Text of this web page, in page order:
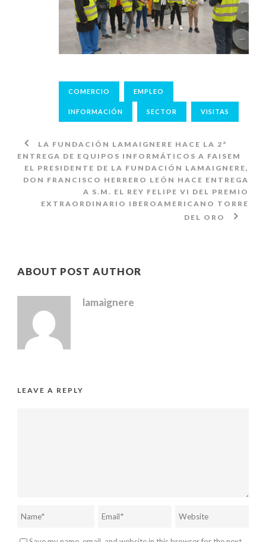
COMERCIO EMPLEO
INFORMACIÓN SECTOR VISITAS
LA FUNDACIÓN LAMAIGNERE HACE LA 2ª
ENTREGA DE EQUIPOS INFORMÁTICOS A FAISEM
EL PRESIDENTE DE LA FUNDACIÓN LAMAIGNERE,
DON FRANCISCO HERRERO LEÓN HACE ENTREGA
A S.M. EL REY FELIPE VI DEL PREMIO
EXTRAORDINARIO IBEROAMERICANO TORRE
DEL ORO
ABOUT POST AUTHOR
lamaignere
LEAVE A REPLY